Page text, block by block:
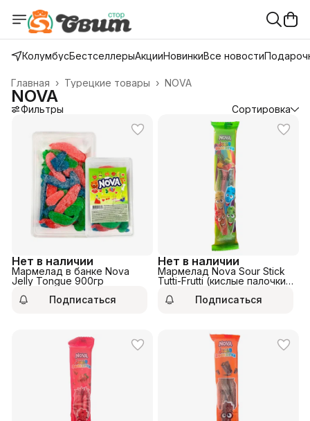
КолумбусБестселлерыАкцииНовинкиВсе новости
NOVA
Турецкие товары ›
Главная ›
NOVA
Фильтры Сортировка
Нет в наличии
Мармелад в банке Nova
Jelly Tongue 900гр
Подписаться
Нет в наличии
Мармелад Nova Sour Stick
Tutti-Frutti (кислые палочки)
Подписаться